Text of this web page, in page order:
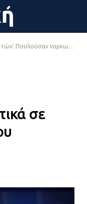
ναρκωτικά σε σχολεία την ώρα του μαθήματος
σε